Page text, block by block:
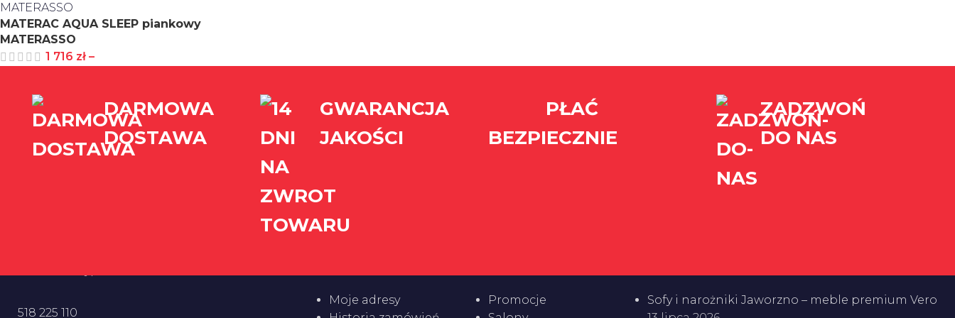
MATERAC AQUA SLEEP piankowy
MATERASSO
1 716 zł –
DARMOWA
DOSTAWA
GWARANCJA
JAKOŚCI
PŁAĆ
BEZPIECZNIE
ZADZWOŃ
DO NAS
518 225 110
Moje adresy
Promocje
Sofy i narożniki Jaworzno – meble premium Vero